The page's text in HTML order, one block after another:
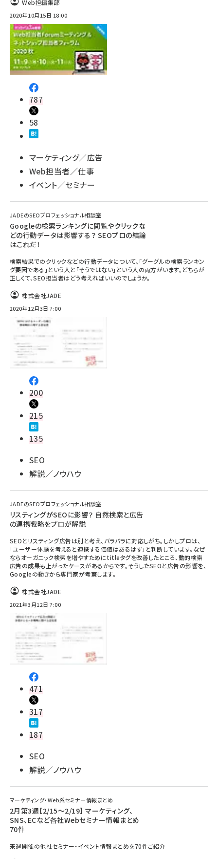
Web担編集部
2020年10月15日 18:00
787
58
マーケティング／広告
Web担当者／仕事
イベント／セミナー
JADEのSEOプロフェッショナル相談室
Googleの検索ランキングに閲覧やクリックな
どの行動データは影響する？ SEOプロの結論
はこれだ！
検索結果でのクリックなどの行動データについて、「グーグルの検索ランキン
グ要因である」という人と「そうではない」という人の両方がいます。どちらが
正しくて、SEO担当者はどう考えればいいのでしょうか。
株式会社JADE
2020年12月3日 7:00
200
215
135
SEO
解説／ノウハウ
JADEのSEOプロフェッショナル相談室
リスティングがSEOに影響？ 自然検索と広告
の連携戦略をプロが解説
SEOとリスティング広告は別と考え、バラバラに対応しがち。しかしプロは、
「ユーザー体験を考えると連携する価値はあるはず」と判断しています。なぜ
ならオーガニック検索を増やすためにtitleタグを改善したところ、動的検索
広告の成果も上がったケースがあるからです。そうしたSEOと広告の影響を、
Googleの動きから専門家が考察します。
株式会社JADE
2021年3月12日 7:00
471
317
187
SEO
解説／ノウハウ
マーケティング・Web系セミナー情報まとめ
2月第3週【2/15～2/19】 マーケティング、
SNS、ECなど各社Webセミナー情報まとめ
70件
来週開催の他社セミナー・イベント情報まとめを70件ご紹介